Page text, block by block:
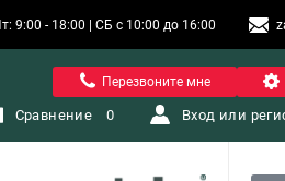
9:00 - 18:00 | СБ с 10:00 до 16:00
Перезвоните мне
Сравнение 0 Вход или